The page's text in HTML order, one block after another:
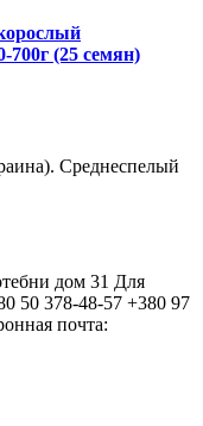
700г (25 семян)
Среднеспелый
дом 31 Для
50 378-48-57 +380 97
почта: